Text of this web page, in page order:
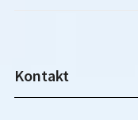
Kontakt